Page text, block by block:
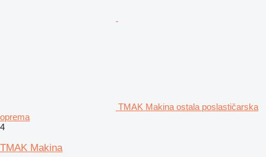
TMAK Makina ostala poslastičarska
oprema
4
TMAK Makina